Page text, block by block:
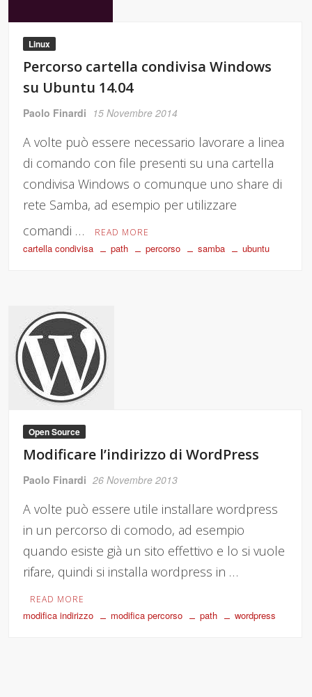
Linux
Percorso cartella condivisa Windows
su Ubuntu 14.04
Paolo Finardi 15 Novembre 2014
A volte può essere necessario lavorare a linea
di comando con file presenti su una cartella
condivisa Windows o comunque uno share di
rete Samba, ad esempio per utilizzare
comandi …
READ MORE
cartella condivisa path percorso samba ubuntu
Open Source
Modificare l’indirizzo di WordPress
Paolo Finardi 26 Novembre 2013
A volte può essere utile installare wordpress
in un percorso di comodo, ad esempio
quando esiste già un sito effettivo e lo si vuole
rifare, quindi si installa wordpress in …
READ MORE
modifica indirizzo modifica percorso path wordpress